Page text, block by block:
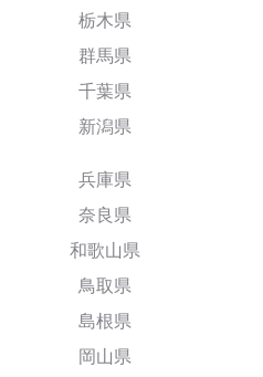
栃木県
群馬県
千葉県
新潟県
兵庫県
奈良県
和歌山県
鳥取県
島根県
岡山県